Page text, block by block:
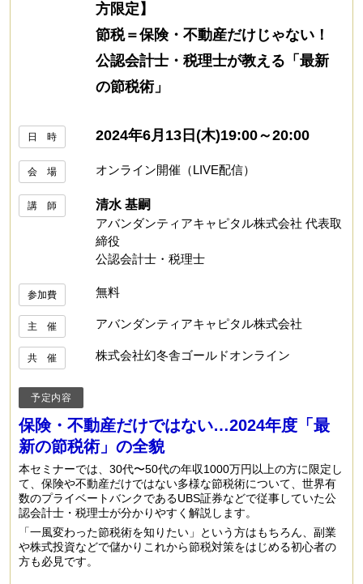
方限定】
節税＝保険・不動産だけじゃない！
公認会計士・税理士が教える「最新
の節税術」
日 時 2024年6月13日(木)19:00～20:00
会 場 オンライン開催（LIVE配信）
講 師
清水 基嗣
アバンダンティアキャピタル株式会社 代表取
締役
公認会計士・税理士
参加費 無料
主 催 アバンダンティアキャピタル株式会社
共 催 株式会社幻冬舎ゴールドオンライン
予定内容
保険・不動産だけではない…2024年度「最
新の節税術」の全貌
本セミナーでは、30代〜50代の年収1000万円以上の方に限定し
て、保険や不動産だけではない多様な節税術について、世界有
数のプライベートバンクであるUBS証券などで従事していた公
認会計士・税理士が分かりやすく解説します。
「一風変わった節税術を知りたい」という方はもちろん、副業
や株式投資などで儲かりこれから節税対策をはじめる初心者の
方も必見です。